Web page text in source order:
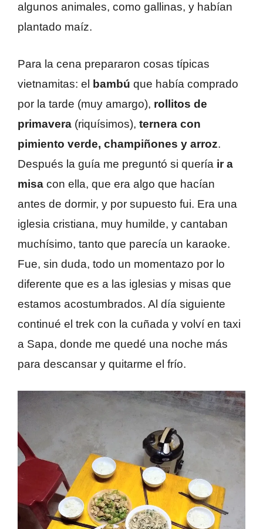
algunos animales, como gallinas, y habían
plantado maíz.
Para la cena prepararon cosas típicas
vietnamitas: el
bambú que había comprado
por la tarde (muy amargo), rollitos de
primavera (riquísimos), ternera con
pimiento verde, champiñones y arroz.
Después la guía me preguntó si quería ir a
misa con ella, que era algo que hacían
antes de dormir, y por supuesto fui. Era una
iglesia cristiana, muy humilde, y cantaban
muchísimo, tanto que parecía un karaoke.
Fue, sin duda, todo un momentazo por lo
diferente que es a las iglesias y misas que
estamos acostumbrados. Al día siguiente
continué el trek con la cuñada y volví en taxi
a Sapa, donde me quedé una noche más
para descansar y quitarme el frío.